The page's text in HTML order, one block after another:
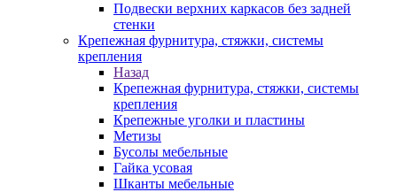
Подвески верхних каркасов без задней
стенки
Крепежная фурнитура, стяжки, системы
крепления
Назад
Крепежная фурнитура, стяжки, системы
крепления
Крепежные уголки и пластины
Метизы
Бусолы мебельные
Гайка усовая
Шканты мебельные